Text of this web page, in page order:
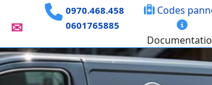
✉
0970.468.458
0601765885
Codes